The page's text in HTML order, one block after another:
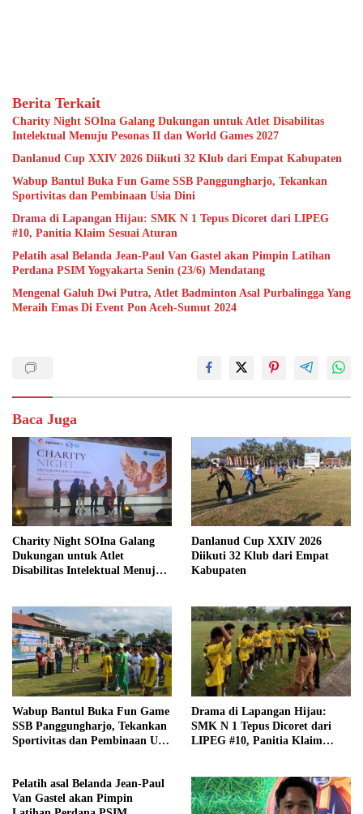
Berita Terkait
Charity Night SOIna Galang Dukungan untuk Atlet Disabilitas
Intelektual Menuju Pesonas II dan World Games 2027
Danlanud Cup XXIV 2026 Diikuti 32 Klub dari Empat Kabupaten
Wabup Bantul Buka Fun Game SSB Panggungharjo, Tekankan
Sportivitas dan Pembinaan Usia Dini
Drama di Lapangan Hijau: SMK N 1 Tepus Dicoret dari LIPEG
#10, Panitia Klaim Sesuai Aturan
Pelatih asal Belanda Jean-Paul Van Gastel akan Pimpin Latihan
Perdana PSIM Yogyakarta Senin (23/6) Mendatang
Mengenal Galuh Dwi Putra, Atlet Badminton Asal Purbalingga Yang
Meraih Emas Di Event Pon Aceh-Sumut 2024
Baca Juga
Charity Night SOIna Galang
Dukungan untuk Atlet
Disabilitas Intelektual Menuju
Danlanud Cup XXIV 2026
Diikuti 32 Klub dari Empat
Kabupaten
Wabup Bantul Buka Fun Game
SSB Panggungharjo, Tekankan
Sportivitas dan Pembinaan Usia
Drama di Lapangan Hijau:
SMK N 1 Tepus Dicoret dari
LIPEG #10, Panitia Klaim
Pelatih asal Belanda Jean-Paul
Van Gastel akan Pimpin